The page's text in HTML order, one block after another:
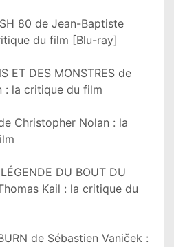
80 de Jean-Baptiste
du film [Blu-ray]
ET DES MONSTRES de
: la critique du film
de Christopher Nolan : la
DU BOUT DU
Kail : la critique du
de Sébastien Vaniček :